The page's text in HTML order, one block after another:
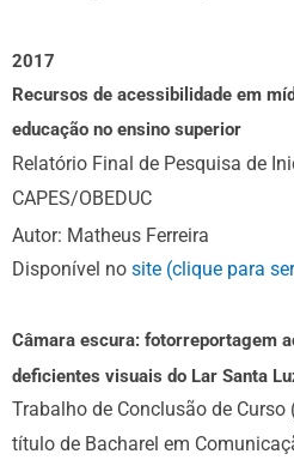
2017
Recursos de acessibilidade em
educação no ensino superior
Relatório Final de Pesquisa de
CAPES/OBEDUC
Autor: Matheus Ferreira
Disponível no site (clique para
Câmara escura: fotorreportagem
deficientes visuais do Lar Santa
Trabalho de Conclusão de
título de Bacharel em